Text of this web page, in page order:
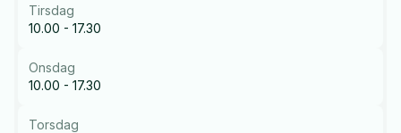
Tirsdag
10.00 - 17.30
Onsdag
10.00 - 17.30
Torsdag